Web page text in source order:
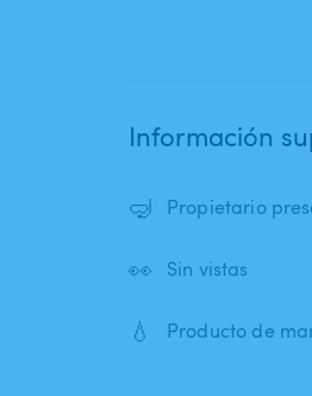
Información
🤿 Propietario
👀 Sin vistas
💧 Producto de